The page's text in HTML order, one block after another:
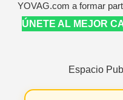
YOVAG.com a formar
ÚNETE AL MEJOR
Espacio